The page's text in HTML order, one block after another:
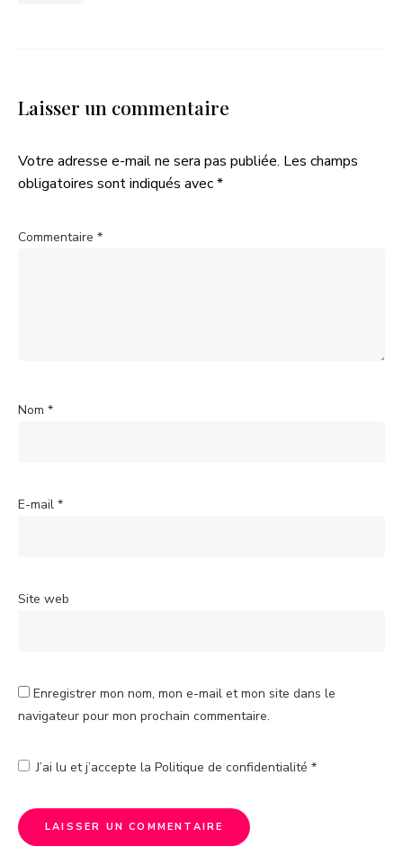
Laisser un commentaire
Votre adresse e-mail ne sera pas publiée. Les champs
obligatoires sont indiqués avec*
Commentaire *
Nom *
E-mail *
Site web
Enregistrer mon nom, mon e-mail et mon site dans le
navigateur pour mon prochain commentaire.
J’ai lu et j’accepte la Politique de confidentialité *